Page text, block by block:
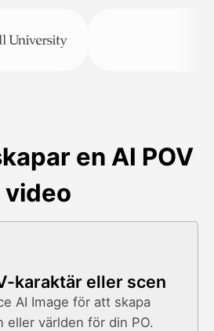
en AI POV
video
karaktär eller scen
AI Image för att skapa
eller världen för din PO.